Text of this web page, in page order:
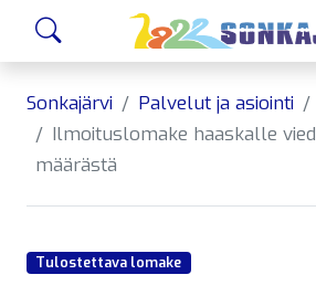
Siirry sivusisältöön
Sonkajärvi Palvelut ja asiointi
Ilmoituslomake haaskalle
määrästä
Tulostettava lomake